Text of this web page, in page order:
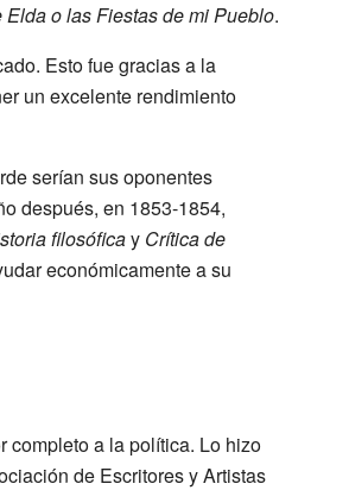
Elda o las Fiestas de mi Pueblo.
Esto fue gracias a la
un excelente rendimiento
serían sus oponentes
después, en 1853-1854,
filosóficay Crítica de
económicamente a su
completo a la política. Lo hizo
de Escritores y Artistas